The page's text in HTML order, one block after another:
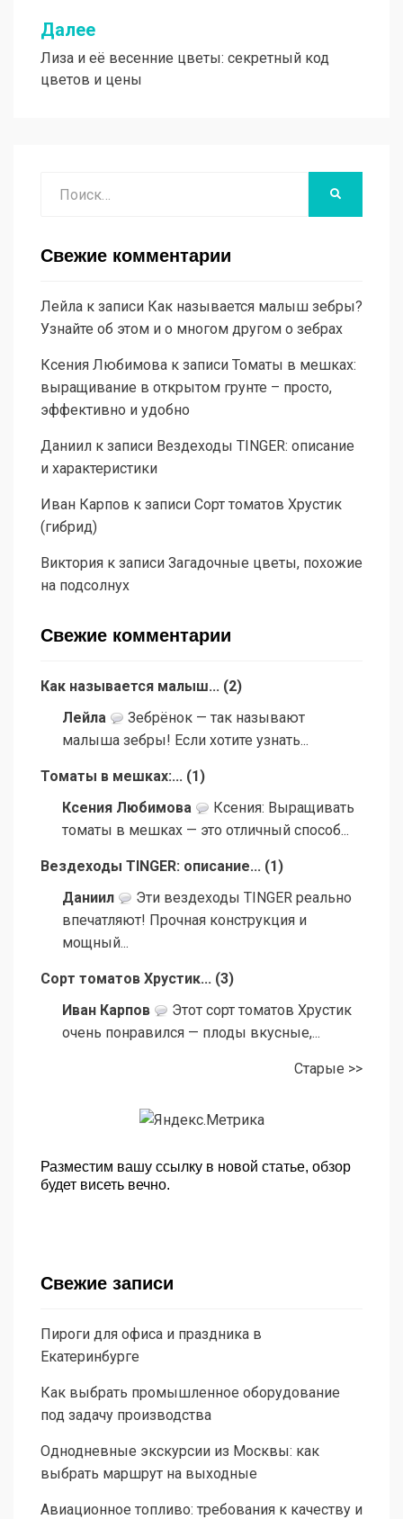
записям
Далее
Лиза и её весенние цветы: секретный код
цветов и цены
Свежие комментарии
Лейла к записи Как называется малыш зебры?
Узнайте об этом и о многом другом о зебрах
Ксения Любимова к записи Томаты в мешках:
выращивание в открытом грунте – просто,
эффективно и удобно
Даниил к записи Вездеходы TINGER: описание
и характеристики
Иван Карпов к записи Сорт томатов Хрустик
(гибрид)
Виктория к записи Загадочные цветы, похожие
на подсолнух
Свежие комментарии
Как называется малыш... (2)
Лейла
Зебрёнок — так называют
малыша зебры! Если хотите узнать...
Томаты в мешках:... (1 )
Ксения Любимова
Ксения: Выращивать
томаты в мешках — это отличный способ...
Вездеходы TINGER: описание... (1 )
Даниил
Эти вездеходы TINGER реально
впечатляют! Прочная конструкция и
мощный...
Сорт томатов Хрустик... (3)
Иван Карпов
Этот сорт томатов Хрустик
очень понравился — плоды вкусные,...
Старые >>
Разместим вашу ссылку в новой статье, обзор
будет висеть вечно.
Свежие записи
Пироги для офиса и праздника в
Екатеринбурге
Как выбрать промышленное оборудование
под задачу производства
Однодневные экскурсии из Москвы: как
выбрать маршрут на выходные
Авиационное топливо: требования к качеству и